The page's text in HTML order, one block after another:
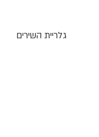
גלריית השירים